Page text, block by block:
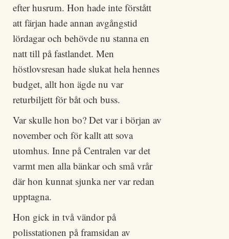
efter husrum. Hon hade inte förstått
att färjan hade annan avgångstid
lördagar och behövde nu stanna en
natt till på fastlandet. Men
höstlovsresan hade slukat hela hennes
budget, allt hon ägde nu var
returbiljett för båt och buss.
Var skulle hon bo? Det var i början av
november och för kallt att sova
utomhus. Inne på Centralen var det
varmt men alla bänkar och små vrår
där hon kunnat sjunka ner var redan
upptagna.
Hon gick in två vändor på
polisstationen på framsidan av